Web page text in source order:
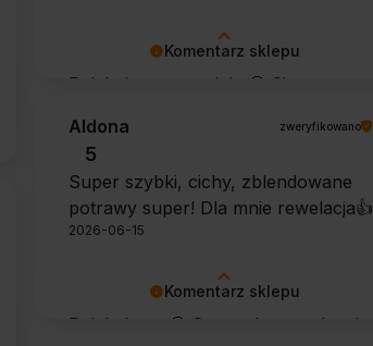
Komentarz sklepu
Dziękujemy za opinię 🙂 Cieszymy
potwierdził swoją skuteczność.
Komentarz sklepu
Dziękujemy 🙂 Super, że urządzenie
Aldona zweryfikowano
5
Super szybki, cichy, zblendowane
potrawy super! Dla mnie rewelacja👍️
2026-06-15